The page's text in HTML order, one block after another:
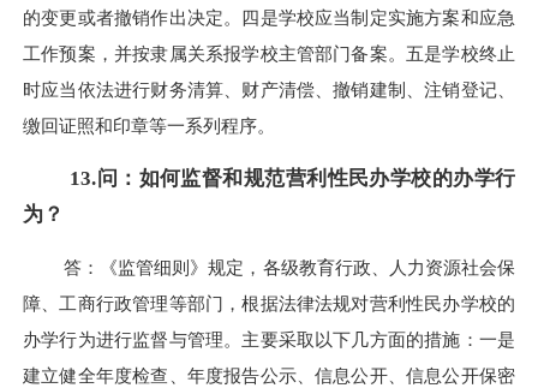
的变更或者撤销作出决定。四是学校应当制定实施方案和应急
工作预案，并按隶属关系报学校主管部门备案。五是学校终止
时应当依法进行财务清算、财产清偿、撤销建制、注销登记、
缴回证照和印章等一系列程序。
13.问：如何监督和规范营利性民办学校的办学行
为？
答：《监管细则》规定，各级教育行政、人力资源社会保
障、工商行政管理等部门，根据法律法规对营利性民办学校的
办学行为进行监督与管理。主要采取以下几方面的措施：一是
建立健全年度检查、年度报告公示、信息公开、信息公开保密